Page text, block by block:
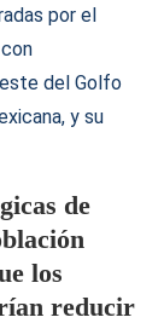
por el
del Golfo
y su
de
los
reducir